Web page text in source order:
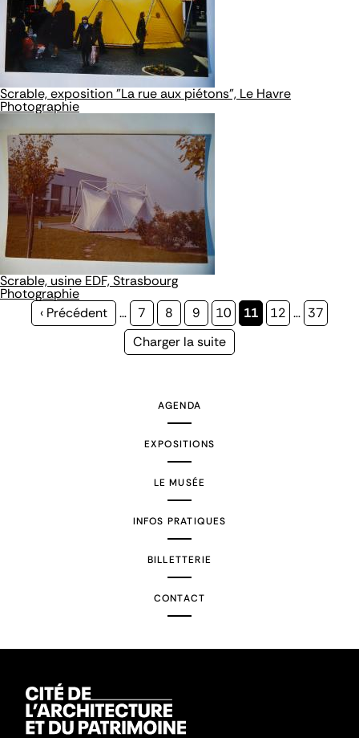
Scrable, exposition "La rue aux piétons", Le Havre
Photographie
Scrable, usine EDF, Strasbourg
Photographie
Page
‹ Précédent … Page
7 Page
8 Page
9 Page
10
Page
11 Page
12 … Page
37
Page
Charger la suite
AGENDA
EXPOSITIONS
LE MUSÉE
INFOS PRATIQUES
BILLETTERIE
CONTACT